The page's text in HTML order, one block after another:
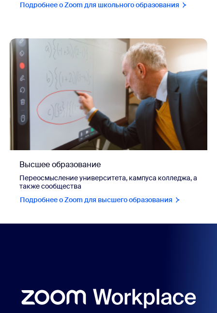
Подробнее о Zoom для школьного образования
Высшее образование
Переосмысление университета, кампуса колледжа, а
также сообщества
Подробнее о Zoom для высшего образования